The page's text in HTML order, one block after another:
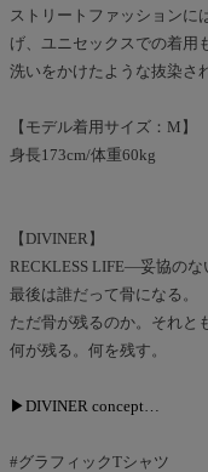
ストリートファッションに
げ、ユニセックスでの着用
洗いをかけたような抜染さ
【モデル着用サイズ：M】
身長173cm/体重60kg
【DIVINER】
RECKLESS LIFE―妥協のな
最後は誰だって骨になる。
ただ骨が残るのか。それと
何が残る。何を残す。
▶DIVINER concept…
#グラフィックTシャツ